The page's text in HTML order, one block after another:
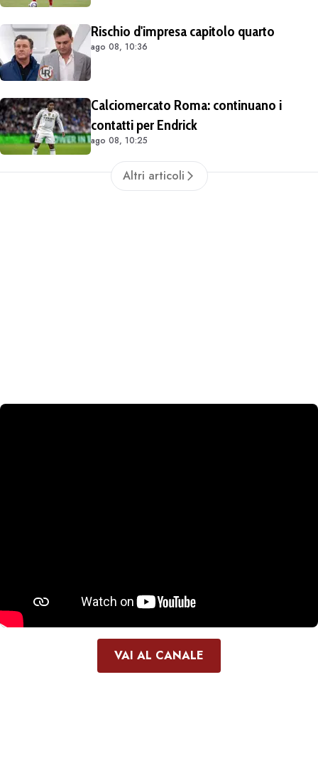
Rischio d'impresa capitolo quarto
ago 08, 10:36
Calciomercato Roma: continuano i
contatti per Endrick
ago 08, 10:25
Altri articoli
VAI AL CANALE